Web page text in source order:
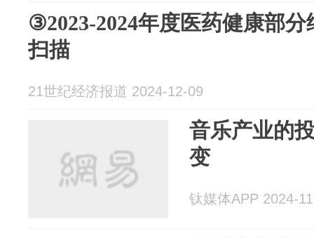
③2023-2024年度医药健康部
扫描
21世纪经济报道 2024-12-09
音乐产业的
变
钛媒体APP 2024-